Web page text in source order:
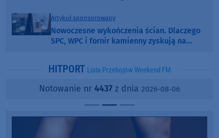
Artykuł sponsorowany
Nowoczesne wykończenia ścian. Dlaczego
SPC, WPC i fornir kamienny zyskują na
HITPORT Lista Przebojów Weekend FM
Notowanie nr 4437 z dnia 2026-08-06